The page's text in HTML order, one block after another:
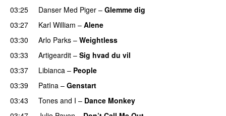
03:25
Danser Med Piger – Glemme dig
03:27
Karl William – Alene
03:30
Arlo Parks – Weightless
03:33
Artigeardit – Sig hvad du vil
03:37 Libianca – People
03:39 Patina – Genstart
03:43
Tones and I – Dance Monkey